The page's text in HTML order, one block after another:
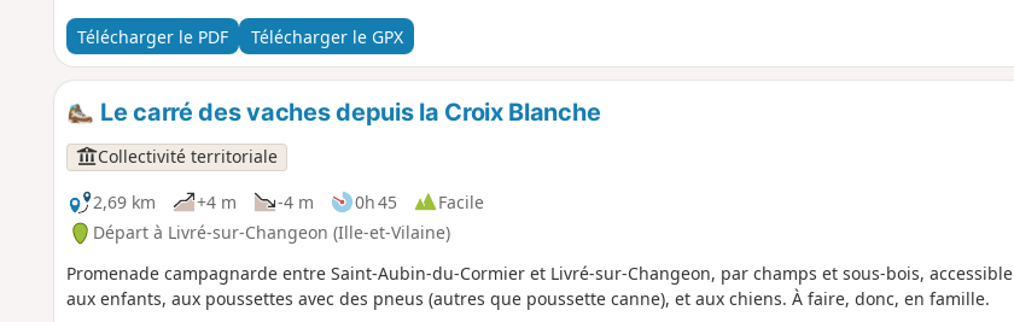
Télécharger le PDF Télécharger le GPX
Le carré des vaches depuis la Croix Blanche
Collectivité territoriale
2,69 km
+4 m -4 m 0h 45
Facile
Départ à Livré-sur-Changeon (Ille-et-Vilaine)
Promenade campagnarde entre Saint-Aubin-du-Cormier et Livré-sur-Changeon, par champs et sous-bois, accessible
aux enfants, aux poussettes avec des pneus (autres que poussette canne), et aux chiens. À faire, donc, en famille.